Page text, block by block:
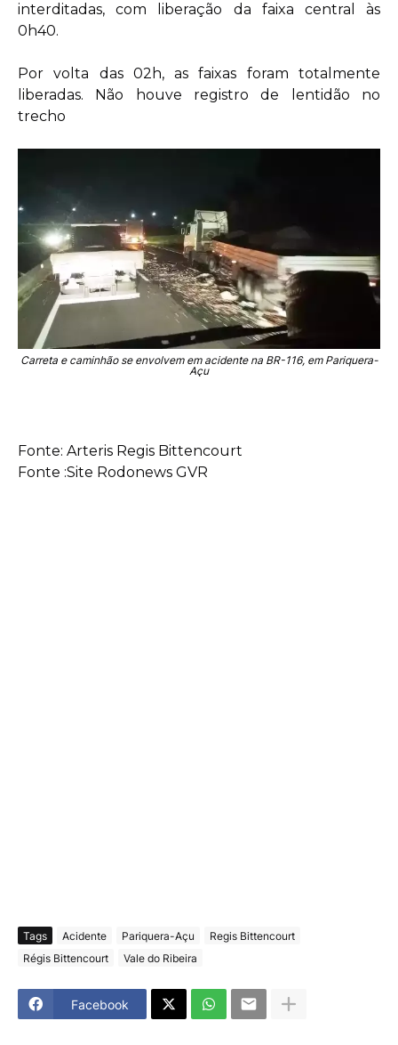
interditadas, com liberação da faixa central às
0h40.
Por volta das 02h, as faixas foram totalmente
liberadas. Não houve registro de lentidão no
trecho
Carreta e caminhão se envolvem em acidente na BR-116, em Pariquera-
Açu
Fonte: Arteris Regis Bittencourt
Fonte :Site Rodonews GVR
Tags Acidente Pariquera-Açu
Regis Bittencourt
Régis Bittencourt
Vale do Ribeira
Facebook